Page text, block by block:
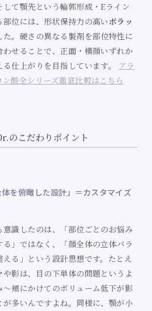
して顎先という輪郭形成・Eライン
位には、形状保持力の高いボラッ
た。硬さの異なる製剤を部位特性に
わせることで、正面・横顔いずれか
仕上がりを目指しています。 アラ
酸全シリーズ徹底比較はこちら
のこだわりポイント
を俯瞰した設計」＝カスタマイズ
意識したのは、「部位ごとのお悩み
る」ではなく、「顔全体の立体バラ
える」という設計思想です。たとえ
や影は、目の下単体の問題というよ
〜頬にかけてのボリューム低下が影
多いんですよね。同様に、顎が小